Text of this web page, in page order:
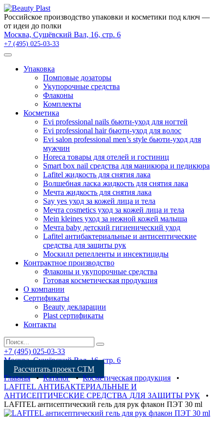
Российское производство упаковки и косметики под ключ —
от идеи до полки
Москва, Сущёвский Вал, 16, стр. 6
+7 (495) 025-03-33
Упаковка
Помповые дозаторы
Укупорочные средства
Флаконы
Комплекты
Косметика
Evi professional nails бьюти-уход для ногтей
Evi professional hair бьюти-уход для волос
Evi salon professional men’s style бьюти-уход для
мужчин
Horeca товары для отелей и гостиниц
Smart box nail средства для маникюра и педикюра
Lafitel жидкость для снятия лака
Волшебная ласка жидкость для снятия лака
Мечта жидкость для снятия лака
Say yes уход за кожей лица и тела
Мечта cosmetics уход за кожей лица и тела
Mein kleines уход за нежной кожей малыша
Мечта baby детский гигиенический уход
Lafitel антибактериальные и антисептические
средства для защиты рук
Москилл репелленты и инсектициды
Контрактное производство
Флаконы и укупорочные средства
Готовая косметическая продукция
О компании
Сертификаты
Beauty декларации
Plast сертификаты
Контакты
+7 (495) 025-03-33
Москва, Сущёвский Вал, 16, стр. 6
Рассчитать проект СТМ
Главная•Каталог•Косметическая продукция •
LAFITEL АНТИБАКТЕРИАЛЬНЫЕ И
АНТИСЕПТИЧЕСКИЕ СРЕДСТВА ДЛЯ ЗАЩИТЫ РУК •
LAFITEL антисептический гель для рук флакон ПЭТ 30 ml
×